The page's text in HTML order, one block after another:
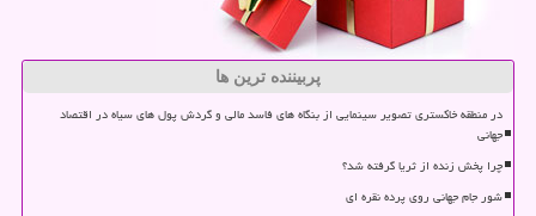
پربیننده ترین ها
در منطقه خاکستری تصویر سینمایی از بنگاه های فاسد مالی و گردش پول های سیاه در اقتصاد
جهانی
چرا پخش زنده از ثریا گرفته شد؟
شور جام جهانی روی پرده نقره ای